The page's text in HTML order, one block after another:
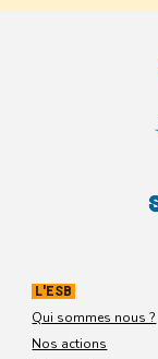
L'ESB
Qui sommes nous ?
Nos actions